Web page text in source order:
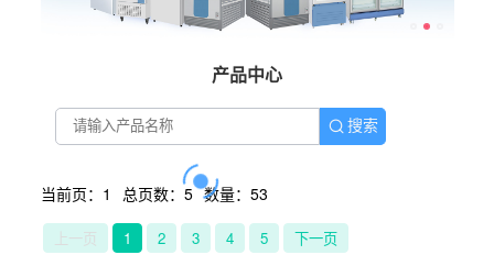
产品中心
当前页：1 总页数：5 数量：53
上一页 1 2 3 4 5 下一页
搜索